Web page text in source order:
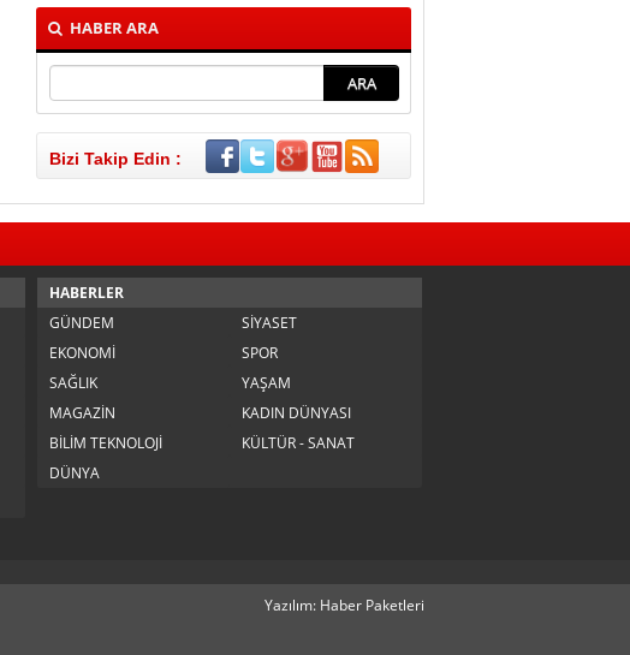
HABER ARA
Bizi Takip Edin :
HABERLER
GÜNDEM
SİYASET
EKONOMİ
SPOR
SAĞLIK
YAŞAM
MAGAZİN
KADIN DÜNYASI
BİLİM TEKNOLOJİ
KÜLTÜR - SANAT
DÜNYA
Yazılım: Haber Paketleri